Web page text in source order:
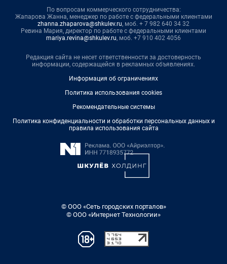
По вопросам коммерческого сотрудничества:
Жапарова Жанна, менеджер по работе с федеральными клиентами
zhanna.zhaparova@shkulev.ru, моб. + 7 982 640 34 32
Ревина Мария, директор по работе с федеральными клиентами
mariya.revina@shkulev.ru, моб. +7 910 402 4056
Редакция сайта не несет ответственности за достоверность
информации, содержащейся в рекламных объявлениях.
Информация об ограничениях
Политика использования cookies
Рекомендательные системы
Политика конфиденциальности и обработки персональных данных и
правила использования сайта
© ООО «Сеть городских порталов»
© ООО «Интернет Технологии»